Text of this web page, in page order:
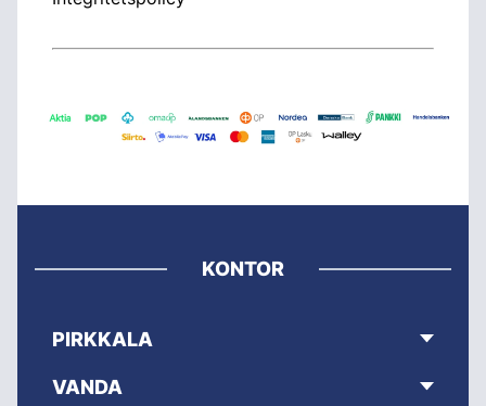
KONTOR
PIRKKALA
VANDA